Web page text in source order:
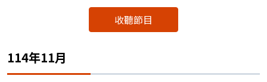
收聽節目
114年11月